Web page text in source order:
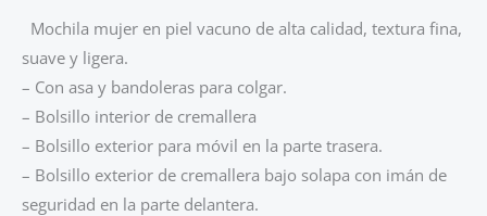
Mochila mujer en piel vacuno de alta calidad, textura fina,
suave y ligera.
– Con asa y bandoleras para colgar.
– Bolsillo interior de cremallera
– Bolsillo exterior para móvil en la parte trasera.
– Bolsillo exterior de cremallera bajo solapa con imán de
seguridad en la parte delantera.